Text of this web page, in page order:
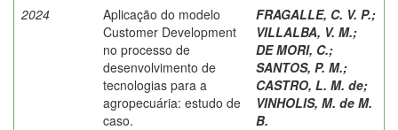
2024
Aplicação do modelo
Customer Development
no processo de
desenvolvimento de
tecnologias para a
agropecuária: estudo de
caso.
FRAGALLE, C. V. P.;
VILLALBA, V. M.;
DE MORI, C.;
SANTOS, P. M.;
CASTRO, L. M. de;
VINHOLIS, M. de M.
B.